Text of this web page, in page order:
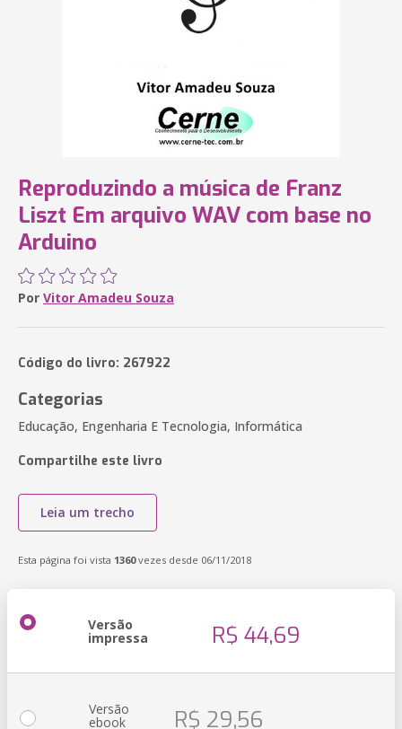
Reproduzindo a música de Franz
Liszt Em arquivo WAV com base no
Arduino
Por Vitor Amadeu Souza
Código do livro: 267922
Categorias
Educação, Engenharia E Tecnologia, Informática
Compartilhe este livro
Leia um trecho
Esta página foi vista 1360vezes desde 06/11/2018
Versão
impressa R$ 44,69
Versão
ebook R$ 29,56